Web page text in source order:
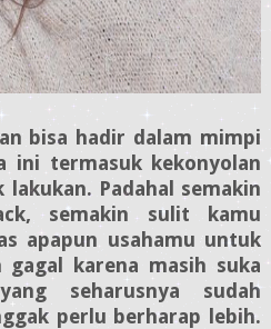
bisa hadir dalam mimpi
ini termasuk kekonyolan
lakukan. Padahal semakin
semakin sulit kamu
apapun usahamu untuk
gagal karena masih suka
seharusnya sudah
perlu berharap lebih.